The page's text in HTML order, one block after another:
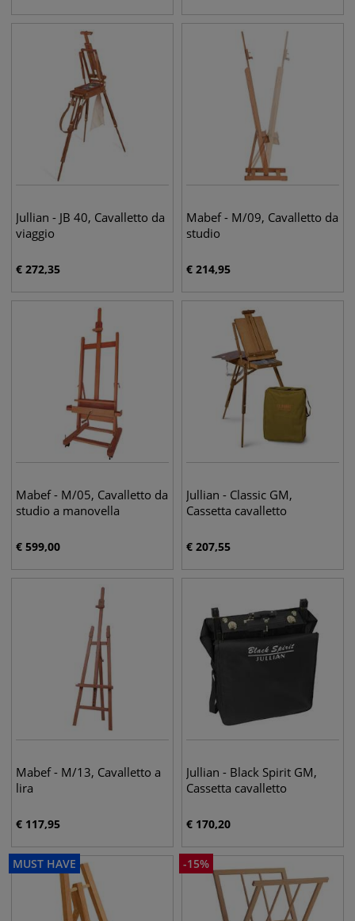
Jullian - JB 40, Cavalletto da
viaggio
€ 272,35
Mabef - M/09, Cavalletto da
studio
€ 214,95
Mabef - M/05, Cavalletto da
studio a manovella
€ 599,00
Jullian - Classic GM,
Cassetta cavalletto
€ 207,55
Mabef - M/13, Cavalletto a
lira
€ 117,95
Jullian - Black Spirit GM,
Cassetta cavalletto
€ 170,20
MUST HAVE -15%